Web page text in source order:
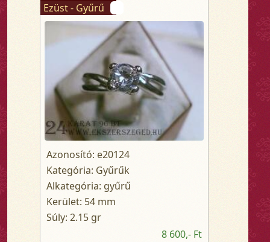
Ezüst - Gyűrű
Azonosító: e20124
Kategória: Gyűrűk
Alkategória: gyűrű
Kerület: 54 mm
Súly: 2.15 gr
8 600,- Ft